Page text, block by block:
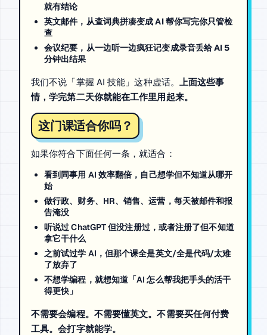
就有结论
英文邮件，从查词典拼凑变成AI 帮你写完你只管检
查
会议纪要，从一边听一边疯狂记变成录音丢给 AI 5
分钟出结果
我们不说「掌握 AI 技能」这种虚话。 上面这些事
情，学完第二天你就能在工作里用起来。
这门课适合你吗？
如果你符合下面任何一条，就适合：
看到同事用 AI 效率翻倍，自己想学但不知道从哪开
始
做行政、财务、HR、销售、运营，每天被邮件和报
告淹没
听说过 ChatGPT 但没注册过，或者注册了但不知道
拿它干什么
之前试过学 AI，但那个课全是英文/全是代码/太难
了放弃了
不想学编程，就想知道「AI 怎么帮我把手头的活干
得更快」
不需要会编程。不需要懂英文。不需要买任何付费
工具。会打字就能学。